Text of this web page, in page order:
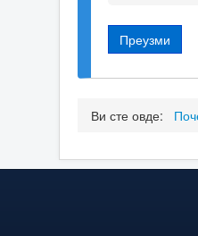
Преузми
Ви сте овде: